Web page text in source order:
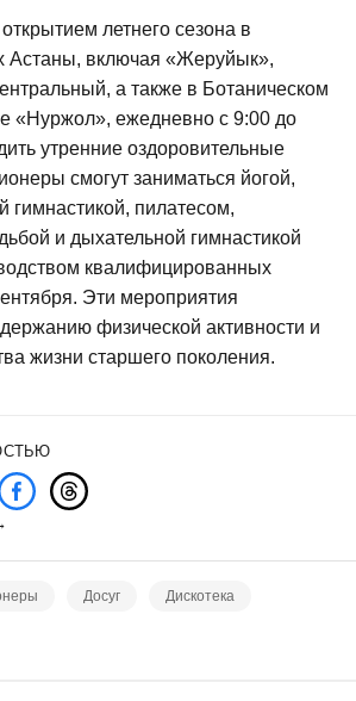
летнего сезона в
Астаны, включая «Жеруйык»,
а также в Ботаническом
«Нуржол», ежедневно с 9:00 до
утренние оздоровительные
смогут заниматься йогой,
гимнастикой, пилатесом,
и дыхательной гимнастикой
квалифицированных
Эти мероприятия
физической активности и
жизни старшего поколения.
Досуг Дискотека